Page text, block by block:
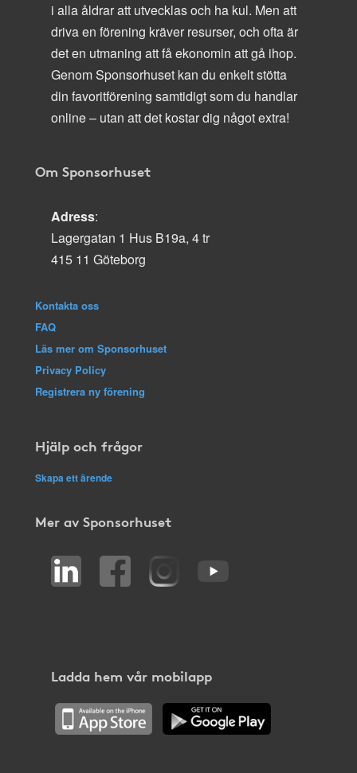
i alla åldrar att utvecklas och ha kul. Men att
driva en förening kräver resurser, och ofta är
det en utmaning att få ekonomin att gå ihop.
Genom Sponsorhuset kan du enkelt stötta
din favoritförening samtidigt som du handlar
online – utan att det kostar dig något extra!
Om Sponsorhuset
Adress:
Lagergatan 1 Hus B19a, 4 tr
415 11 Göteborg
Kontakta oss
FAQ
Läs mer om Sponsorhuset
Privacy Policy
Registrera ny förening
Hjälp och frågor
Skapa ett ärende
Mer av Sponsorhuset
Ladda hem vår mobilapp